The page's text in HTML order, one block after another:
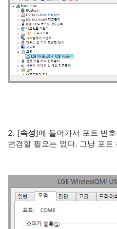
2. [속성]에 들어가서 포트 번
변경할 필요는 없다. 그냥 포트